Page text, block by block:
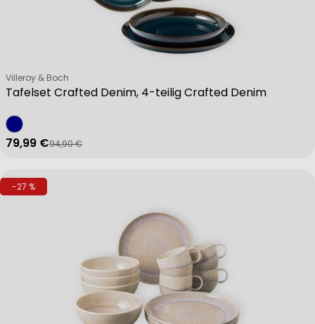
Tafelset Crafted Denim, 4-teilig Crafted Denim
Verkäufer:
Villeroy & Boch
Verkaufspreis
79,99 €
Regulärer Preis
94,90 €
-27 %